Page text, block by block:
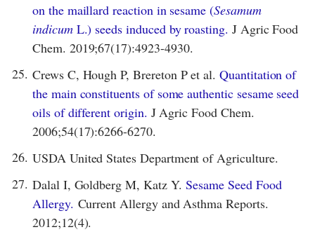
on the maillard reaction in sesame (Sesamum
indicumL.) seeds induced by roasting. J Agric Food
Chem. 2019;67(17):4923-4930.
25. Crews C, Hough P, Brereton P et al. Quantitation of
the main constituents of some authentic sesame seed
oils of different origin. J Agric Food Chem.
2006;54(17):6266-6270.
26. USDA United States Department of Agriculture.
27. Dalal I, Goldberg M, Katz Y.Sesame Seed Food
Allergy. Current Allergy and Asthma Reports.
2012;12(4).